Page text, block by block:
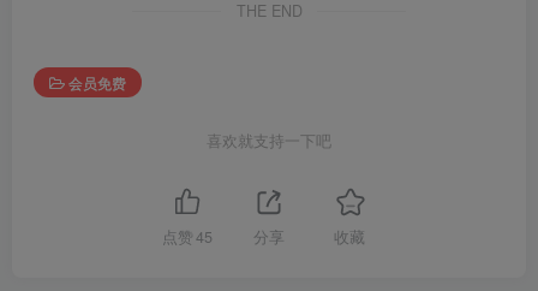
THE END
会员免费
喜欢就支持一下吧
点赞 45 分享 收藏